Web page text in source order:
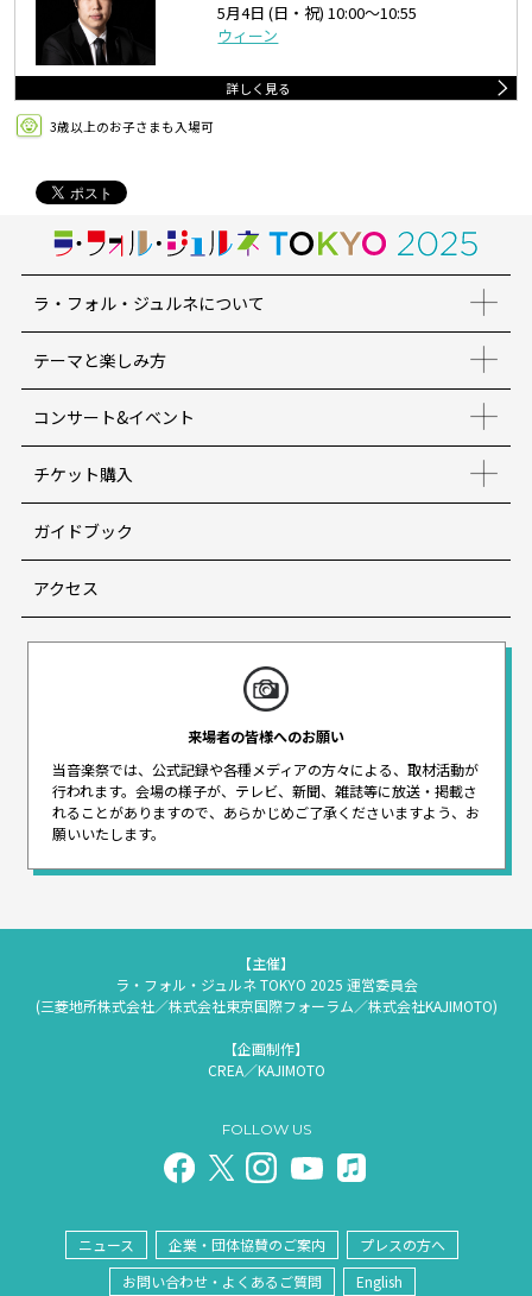
5月4日 (日・祝) 10:00〜10:55
ウィーン
詳しく見る
3歳以上のお子さまも入場可
ラ・フォル・ジュルネについて
テーマと楽しみ方
コンサート&イベント
チケット購入
ガイドブック
アクセス
来場者の皆様へのお願い
当音楽祭では、公式記録や各種メディアの方々による、取材活動が
行われます。 会場の様子が、テレビ、新聞、雑誌等に放送・掲載さ
れることがありますので、 あらかじめご了承くださいますよう、お
願いいたします。
【主催】
ラ・フォル・ジュルネ TOKYO 2025 運営委員会
(三菱地所株式会社／株式会社東京国際フォーラム／株式会社KAJIMOTO)
【企画制作】
CREA／KAJIMOTO
FOLLOW US
ニュース 企業・団体協賛のご案内
プレスの方へ
お問い合わせ・よくあるご質問
English